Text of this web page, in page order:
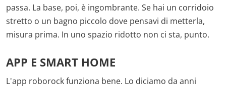
passa. La base, poi, è ingombrante. Se hai un corridoio
stretto o un bagno piccolo dove pensavi di metterla,
misura prima. In uno spazio ridotto non ci sta, punto.
APP E SMART HOME
L'app roborock funziona bene. Lo diciamo da anni